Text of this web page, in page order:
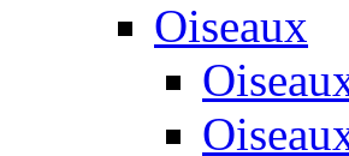
Oiseaux